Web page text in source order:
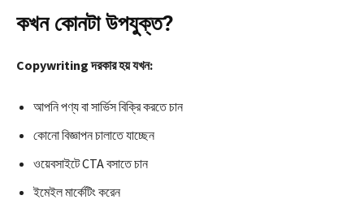
কখন কোনটা উপযুক্ত?
Copywriting দরকার হয় যখন:
আপনি পণ্য বা সার্ভিস বিক্রি করতে চান
কোনো বিজ্ঞাপন চালাতে যাচ্ছেন
ওয়েবসাইটে CTA বসাতে চান
ইমেইল মার্কেটিং করেন